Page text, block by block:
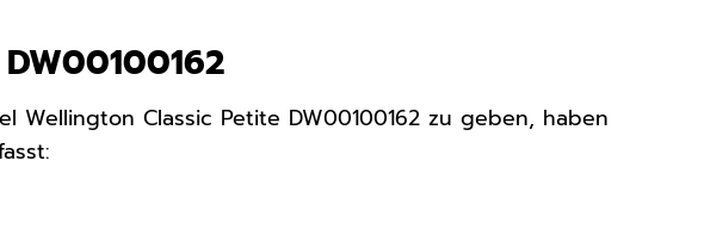
Wellington Classic Petite DW00100162 zu geben, haben